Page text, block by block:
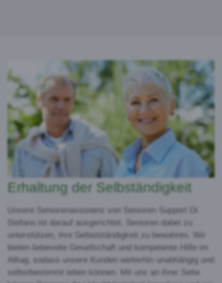
Erhaltung der Selbständigkeit
Unsere Seniorenassistenz von Senioren Support Di
Stefano ist darauf ausgerichtet, Senioren dabei zu
unterstützen, ihre Selbstständigkeit zu bewahren. Wir
bieten liebevolle Gesellschaft und kompetente Hilfe im
Alltag, sodass unsere Kunden weiterhin unabhängig und
selbstbestimmt leben können. Mit uns an ihrer Seite